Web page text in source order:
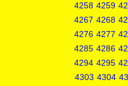
4258 4259
4267 4268
4276 4277
4285 4286
4294 4295
4303 4304